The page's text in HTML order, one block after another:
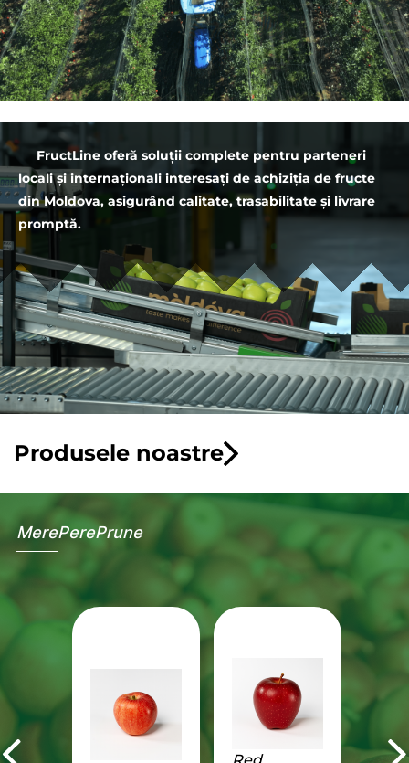
FructLine oferă soluții complete pentru parteneri
locali și internaționali interesați de achiziția de fructe
din Moldova, asigurând calitate, trasabilitate și livrare
promptă.
Produsele noastre
MerePerePrune